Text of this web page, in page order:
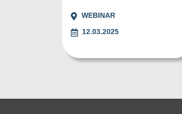
WEBINAR
12.03.2025